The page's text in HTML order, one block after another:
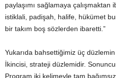
paylaşımı sağlamaya çalışmaktan
istiklali, padişah, halife, hükümet
bir takım boş sözlerden ibaretti.”
Yukarıda bahsettiğimiz üç
İkincisi, strateji düzlemidir.
Program iki kelimeyle tam